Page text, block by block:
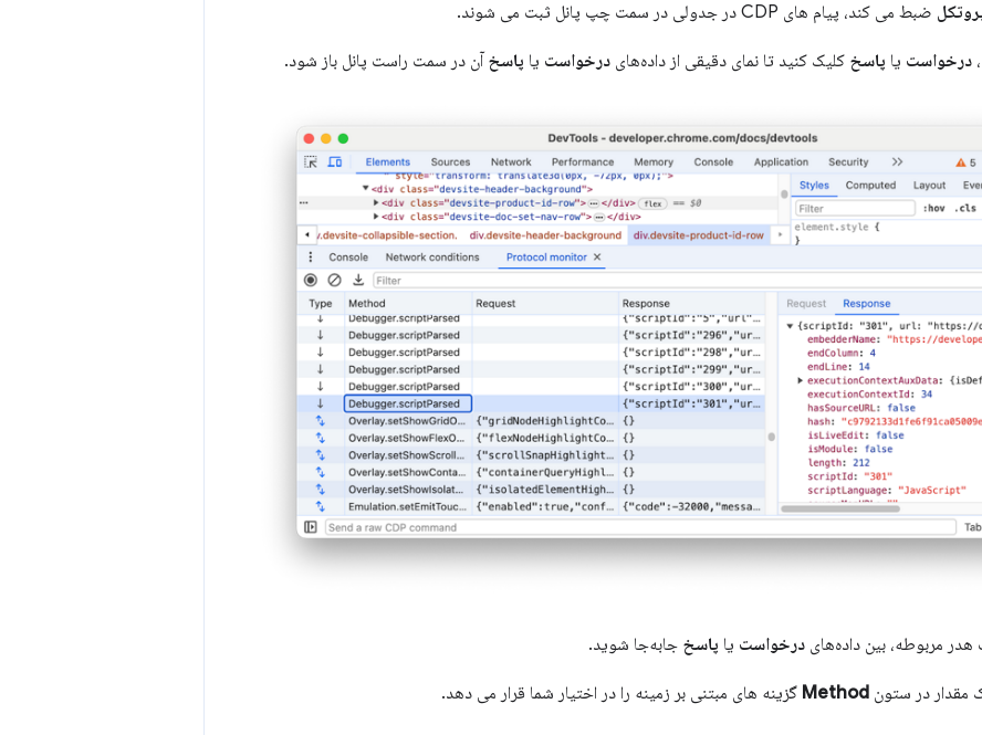
ضبط می کند، پیام های CDP در جدولی در سمت چپ پانل ثبت می شوند.
، درخواست یا پاسخ کلیک کنید تا نمای دقیقی از داده‌های درخواست یا پاسخ آن در سمت راست پانل باز شود.
مربوطه، بین داده‌های درخواست یا پاسخ جابه‌جا شوید.
مقدار در ستون Method گزینه های مبتنی بر زمینه را در اختیار شما قرار می دهد.